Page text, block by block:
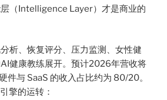
（Intelligence Layer）才是商业的
析、恢复评分、压力监测、女性健
健康教练展开。预计2026年营收将
件与 SaaS 的收入占比约为 80/20。
擎的运转：